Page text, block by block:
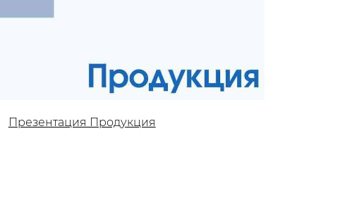
Презентация Продукция